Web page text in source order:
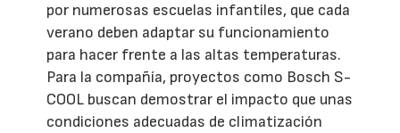
por numerosas escuelas infantiles, que cada
verano deben adaptar su funcionamiento
para hacer frente a las altas temperaturas.
Para la compañía, proyectos como Bosch S-
COOL buscan demostrar el impacto que unas
condiciones adecuadas de climatización